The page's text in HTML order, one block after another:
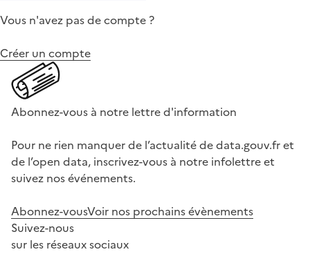
Vous n'avez pas de compte ?
Créer un compte
Abonnez-vous à notre lettre d'information
Pour ne rien manquer de l’actualité de data.gouv.fr et
de l’open data, inscrivez-vous à notre infolettre et
suivez nos événements.
Abonnez-vousVoir nos prochains évènements
Suivez-nous
sur les réseaux sociaux